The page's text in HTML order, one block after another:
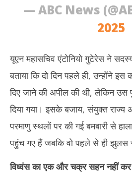
— ABC News
2025
यूएन महासचिव एंटोनियो गुटेरेस ने
बताया कि दो दिन पहले ही, उन्होंने
दिए जाने की अपील की थी, लेकिन
दिया गया। इसके बजाय, संयुक्त राज्य
परमाणु स्थलों पर की गई बमबारी से
पहुंच गए हैं जबकि वो पहले से ही झुलस
विध्वंस का एक और चक्र सहन नहीं कर